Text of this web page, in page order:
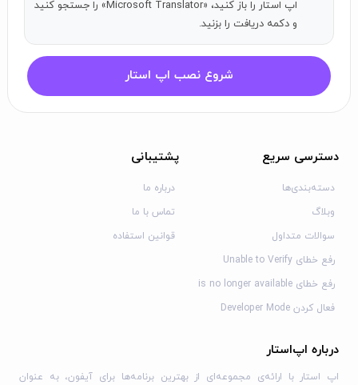
اپ استار را باز کنید، «Microsoft Translator» را جستجو کنید
و دکمه دریافت را بزنید.
شروع نصب اپ استار
دسترسی سریع
دسته‌بندی‌ها
وبلاگ
سوالات متداول
رفع خطای Unable to Verify
رفع خطای is no longer available
فعال کردن Developer Mode
پشتیبانی
درباره ما
تماس با ما
قوانین استفاده
درباره اپ‌استار
اپ استار با ارائه‌ی مجموعه‌ای از بهترین برنامه‌ها برای آیفون، به عنوان